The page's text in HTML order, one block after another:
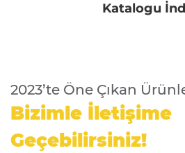
Katalogu
2023’te Öne Çıkan
Bizimle İletişime
Geçebilirsiniz!